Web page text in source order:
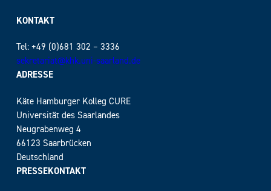
KONTAKT
Tel: +49 (0)681 302 – 3336
sekretariat@khk.uni-saarland.de
ADRESSE
Käte Hamburger Kolleg CURE
Universität des Saarlandes
Neugrabenweg 4
66123 Saarbrücken
Deutschland
PRESSEKONTAKT